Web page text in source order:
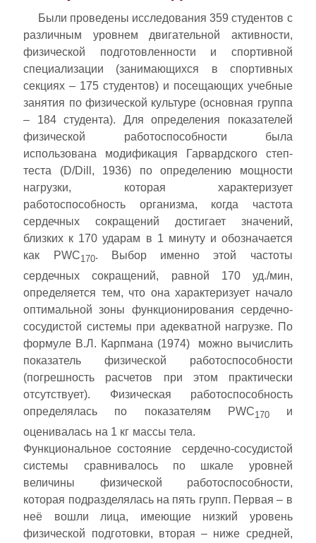
Были проведены исследования 359 студентов с
различным уровнем двигательной активности,
физической подготовленности и спортивной
специализации (занимающихся в спортивных
секциях – 175 студентов) и посещающих учебные
занятия по физической культуре (основная группа
– 184 студента). Для определения показателей
физической работоспособности была
использована модификация Гарвардского степ-
теста (D/Dill, 1936) по определению мощности
нагрузки, которая характеризует
работоспособность организма, когда частота
сердечных сокращений достигает значений,
близких к 170 ударам в 1 минуту и обозначается
как PWC170. Выбор именно этой частоты
сердечных сокращений, равной 170 уд./мин,
определяется тем, что она характеризует начало
оптимальной зоны функционирования сердечно-
сосудистой системы при адекватной нагрузке. По
формуле В.Л. Карпмана (1974) можно вычислить
показатель физической работоспособности
(погрешность расчетов при этом практически
отсутствует). Физическая работоспособность
определялась по показателям PWC170 и
оценивалась на 1 кг массы тела.
Функциональное состояние сердечно-сосудистой
системы сравнивалось по шкале уровней
величины физической работоспособности,
которая подразделялась на пять групп. Первая – в
неё вошли лица, имеющие низкий уровень
физической подготовки, вторая – ниже средней,